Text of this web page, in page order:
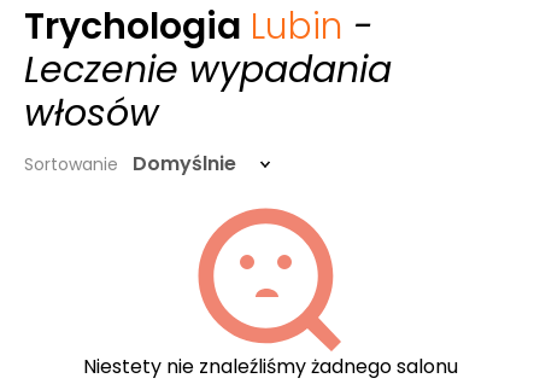
Trychologia Lubin -
Leczenie wypadania
włosów
Sortowanie Domyślnie
Niestety nie znaleźliśmy żadnego salonu